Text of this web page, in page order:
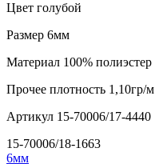
Цвет голубой
Размер 6мм
Материал 100% полиэстер
Прочее плотность 1,10гр/м
Артикул 15-70006/17-4440
15-70006/18-1663
6мм